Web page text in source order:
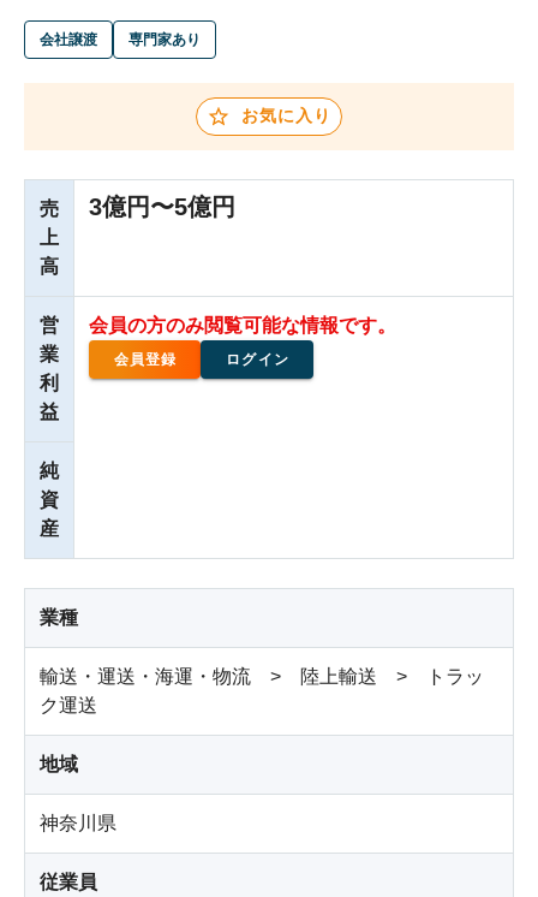
M&A専門家の方へ
会社譲渡 専門家あり
お気に入り
売
上
高
3億円〜5億円
営
業
利
益
会員の方のみ閲覧可能な情報です。
会員登録 ログイン
純
資
産
業種
輸送・運送・海運・物流 > 陸上輸送 > トラッ
ク運送
地域
神奈川県
従業員